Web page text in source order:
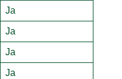
Ja
Ja
Ja
Ja